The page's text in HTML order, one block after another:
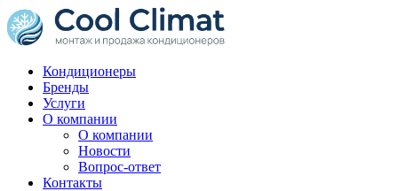
Кондиционеры
Бренды
Услуги
О компании
О компании
Новости
Вопрос-ответ
Контакты